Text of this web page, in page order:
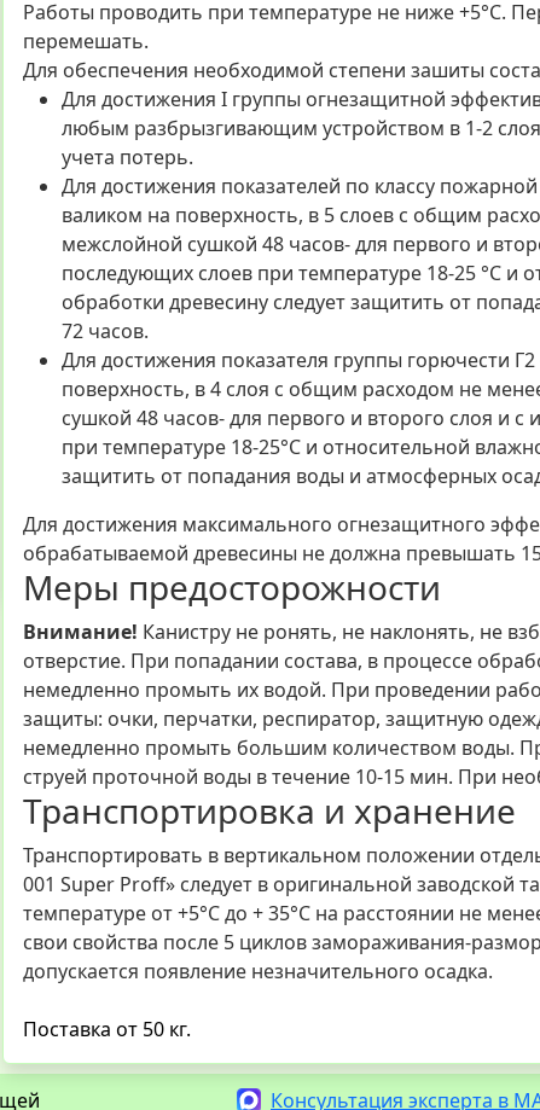
Работы проводить при температуре не ниже +5°С.
перемешать.
Для обеспечения необходимой степени зашиты
Для достижения I группы огнезащитной
любым разбрызгивающим устройством в 1-2
учета потерь.
Для достижения показателей по классу
валиком на поверхность, в 5 слоев с общим
межслойной сушкой 48 часов- для первого и
последующих слоев при температуре 18-25 °С и
обработки древесину следует защитить от
72 часов.
Для достижения показателя группы горючести
поверхность, в 4 слоя с общим расходом не
сушкой 48 часов- для первого и второго слоя и
при температуре 18-25°С и относительной
защитить от попадания воды и атмосферных
Для достижения максимального огнезащитного
обрабатываемой древесины не должна превышать
Меры предосторожности
Внимание! Канистру не ронять, не наклонять, не
отверстие. При попадании состава, в процессе
немедленно промыть их водой. При проведении
защиты: очки, перчатки, респиратор, защитную
немедленно промыть большим количеством воды.
струей проточной воды в течение 10-15 мин. При
Транспортировка и хранение
Транспортировать в вертикальном положении
001 Super Proff» следует в оригинальной заводской
температуре от +5°С до + 35°С на расстоянии не
свои свойства после 5 циклов замораживания-
допускается появление незначительного осадка.
Поставка от 50 кг.
Консультация эксперта в